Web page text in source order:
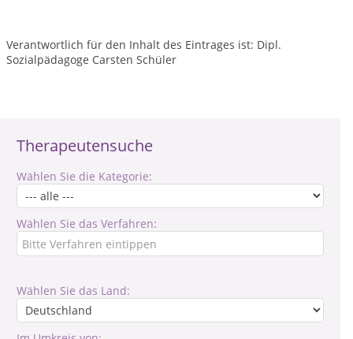
Therapeutensuche
Wählen Sie die Kategorie:
Wählen Sie das Verfahren:
Wählen Sie das Land:
Verantwortlich für den Inhalt des Eintrages ist: Dipl.
Sozialpädagoge Carsten Schüler